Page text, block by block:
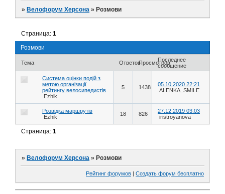
»Велофорум Херсона »Розмови
Розмови
Страница:1
Тема ОтветовПросмотровПоследнее
сообщение
Система оцінки подій з
метою організації
рейтингу велосипедистів
Ezhik
5 1438
05.10.2020 22:21
ALENKA_SMILE
Розвідка маршрутів
Ezhik
18 826
27.12.2019 03:03
iristroyanova
Страница:1
» Велофорум Херсона » Розмови
Рейтинг форумов Создать форум бесплатно